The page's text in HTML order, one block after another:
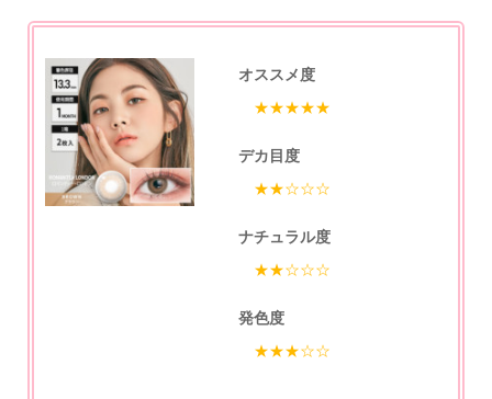
オススメ度
★★★★★
デカ目度
★★☆☆☆
ナチュラル度
★★☆☆☆
発色度
★★★☆☆